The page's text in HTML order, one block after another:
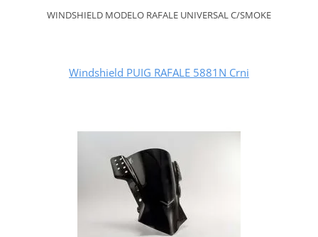
WINDSHIELD MODELO RAFALE UNIVERSAL C/SMOKE
Windshield PUIG RAFALE 5881N Crni